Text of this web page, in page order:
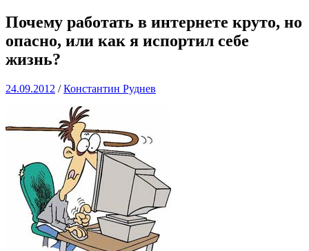
Почему работать в интернете круто, но
опасно, или как я испортил себе
жизнь?
24.09.2012 /Константин Руднев